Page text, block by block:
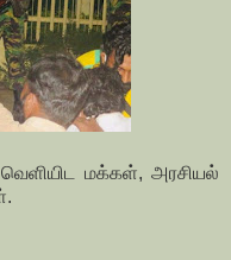
மக்கள், அரசியல்